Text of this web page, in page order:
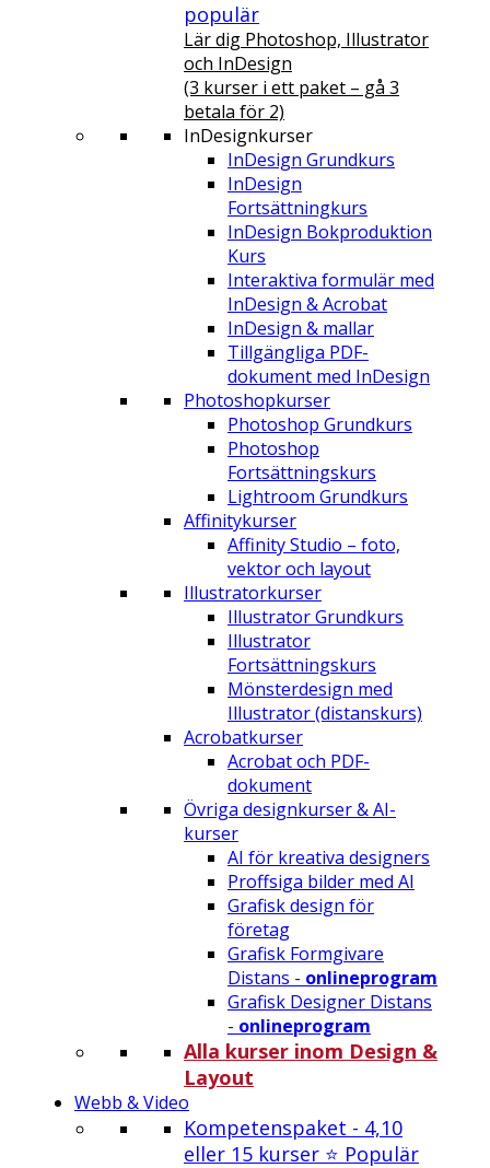
populär
Lär dig Photoshop, Illustrator
och InDesign
(3 kurser i ett paket – gå 3
betala för 2)
InDesignkurser
InDesign Grundkurs
InDesign
Fortsättningkurs
InDesign Bokproduktion
Kurs
Interaktiva formulär med
InDesign & Acrobat
InDesign & mallar
Tillgängliga PDF-
dokument med InDesign
Photoshopkurser
Photoshop Grundkurs
Photoshop
Fortsättningskurs
Lightroom Grundkurs
Affinitykurser
Affinity Studio – foto,
vektor och layout
Illustratorkurser
Illustrator Grundkurs
Illustrator
Fortsättningskurs
Mönsterdesign med
Illustrator (distanskurs)
Acrobatkurser
Acrobat och PDF-
dokument
Övriga designkurser & AI-
kurser
AI för kreativa designers
Proffsiga bilder med AI
Grafisk design för
företag
Grafisk Formgivare
Distans - onlineprogram
Grafisk Designer Distans
- onlineprogram
Alla kurser inom Design &
Layout
Webb & Video
Kompetenspaket - 4,10
eller 15 kurser ⭐ Populär